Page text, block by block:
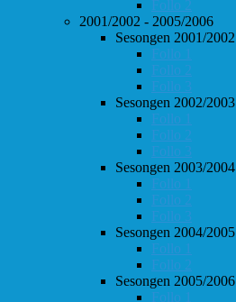
Follo 2
2001/2002 - 2005/2006
Sesongen 2001/2002
Follo 1
Follo 2
Follo 3
Sesongen 2002/2003
Follo 1
Follo 2
Follo 3
Sesongen 2003/2004
Follo 1
Follo 2
Follo 3
Sesongen 2004/2005
Follo 1
Follo 2
Sesongen 2005/2006
Follo 1